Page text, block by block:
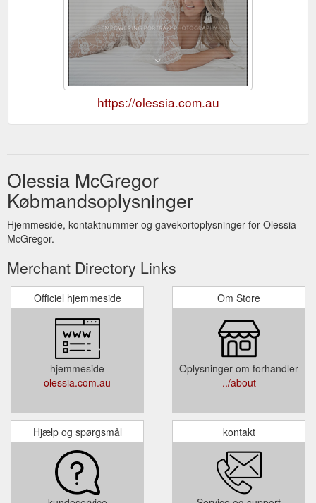
https://olessia.com.au
Olessia McGregor
Købmandsoplysninger
Hjemmeside, kontaktnummer og gavekortoplysninger for Olessia
McGregor.
Merchant Directory Links
Officiel hjemmeside
hjemmeside
olessia.com.au
Om Store
Oplysninger om forhandler
../about
Hjælp og spørgsmål kontakt